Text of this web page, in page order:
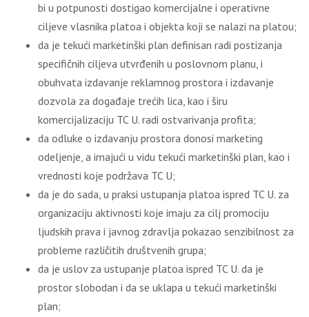
bi u potpunosti dostigao komercijalne i operativne
cilјeve vlasnika platoa i objekta koji se nalazi na platou;
da je tekući marketinški plan definisan radi postizanja
specifičnih cilјeva utvrđenih u poslovnom planu, i
obuhvata izdavanje reklamnog prostora i izdavanje
dozvola za događaje trećih lica, kao i širu
komercijalizaciju TC U. radi ostvarivanja profita;
da odluke o izdavanju prostora donosi marketing
odelјenje, a imajući u vidu tekući marketinški plan, kao i
vrednosti koje podržava TC U;
da je do sada, u praksi ustupanja platoa ispred TC U. za
organizaciju aktivnosti koje imaju za cilј promociju
lјudskih prava i javnog zdravlјa pokazao senzibilnost za
probleme različitih društvenih grupa;
da je uslov za ustupanje platoa ispred TC U. da je
prostor slobodan i da se uklapa u tekući marketinški
plan;